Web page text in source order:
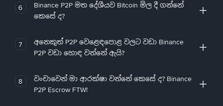
6
Binance P2P මත දේශීයව Bitcoin මිල දී ගන්නේ
කෙසේ ද?
7
අනෙකුත් P2P වෙළෙඳපොළ වලට වඩා Binance
P2P වඩා හොඳ වන්නේ ඇයි?
8
වංචාවෙන් මා ආරක්ෂා වන්නේ කෙසේ ද? Binance
P2P Escrow FTW!